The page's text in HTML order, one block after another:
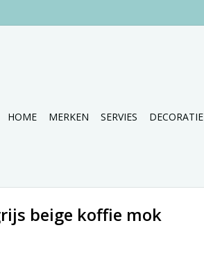
HOME MERKEN SERVIES DECORATIE
beige koffie mok